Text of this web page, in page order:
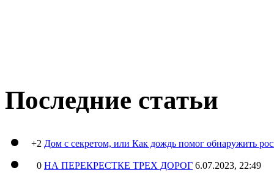
Последние статьи
+2 Дом с секретом, или Как дождь помог обнаружить
0 НА ПЕРЕКРЕСТКЕ ТРЕХ ДОРОГ 6.07.2023, 22:49